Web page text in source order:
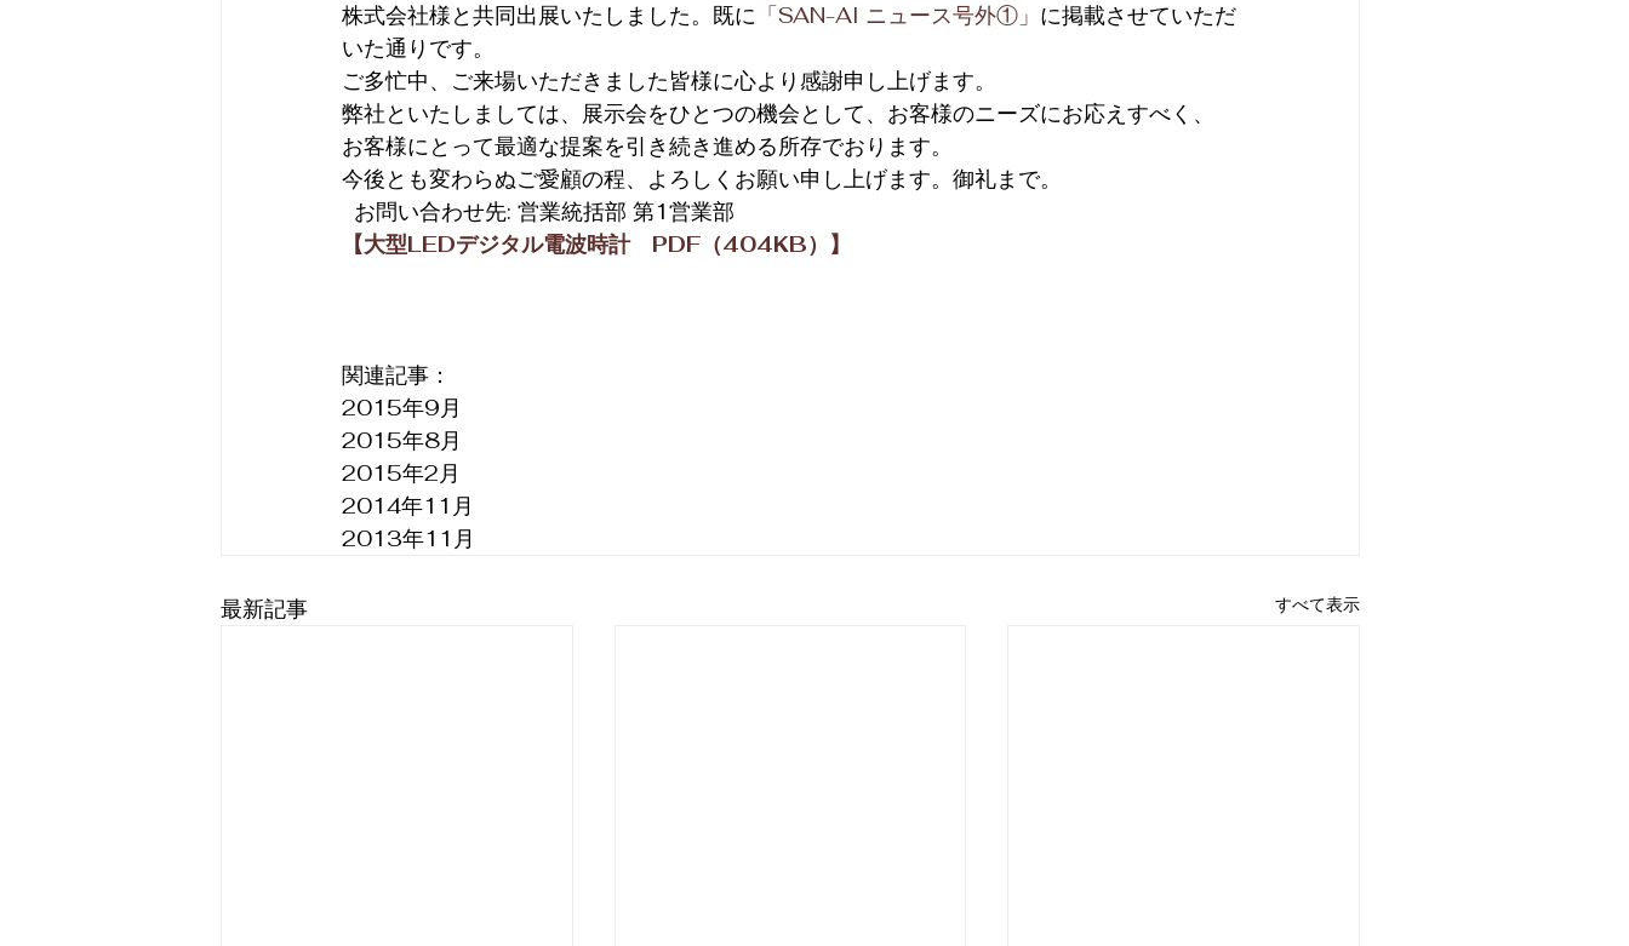
株式会社様と共同出展いたしました。既に 「SAN-AI ニュース号外①」 に掲載させていただ
いた通りです。
ご多忙中、ご来場いただきました皆様に心より感謝申し上げます。
弊社といたしましては、展示会をひとつの機会として、お客様のニーズにお応えすべく、
お客様にとって最適な提案を引き続き進める所存でおります。
今後とも変わらぬご愛顧の程、よろしくお願い申し上げます。御礼まで。
  お問い合わせ先: 営業統括部 第1営業部
【大型LEDデジタル電波時計　PDF（404KB）】
関連記事：
2015年9月
2015年8月
2015年2月
2014年11月
2013年11月
最新記事 すべて表示